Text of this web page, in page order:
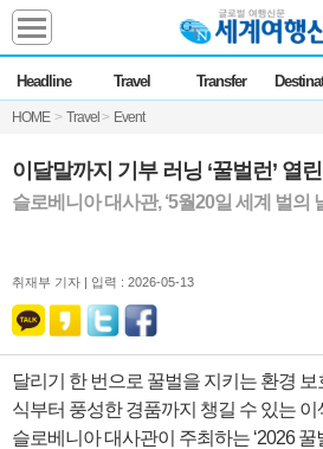
Headline Travel Transfer
HOME > Travel > Event
Headline
전체 News
Commentary Opinion
Focus Marketing
ZoomIn
Transfer
Destination
이달말까지 기부 러닝 ‘꿀벌런’ 열
슬로베니아 대사관, ‘5월20일 세계 벌의
취재부 기자 | 입력 : 2026-05-13
달리기 한 번으로 꿀벌을 지키는 환경
식부터 풍성한 경품까지 챙길 수 있는
슬로베니아 대사관이 주최하는 ‘2026 꿀